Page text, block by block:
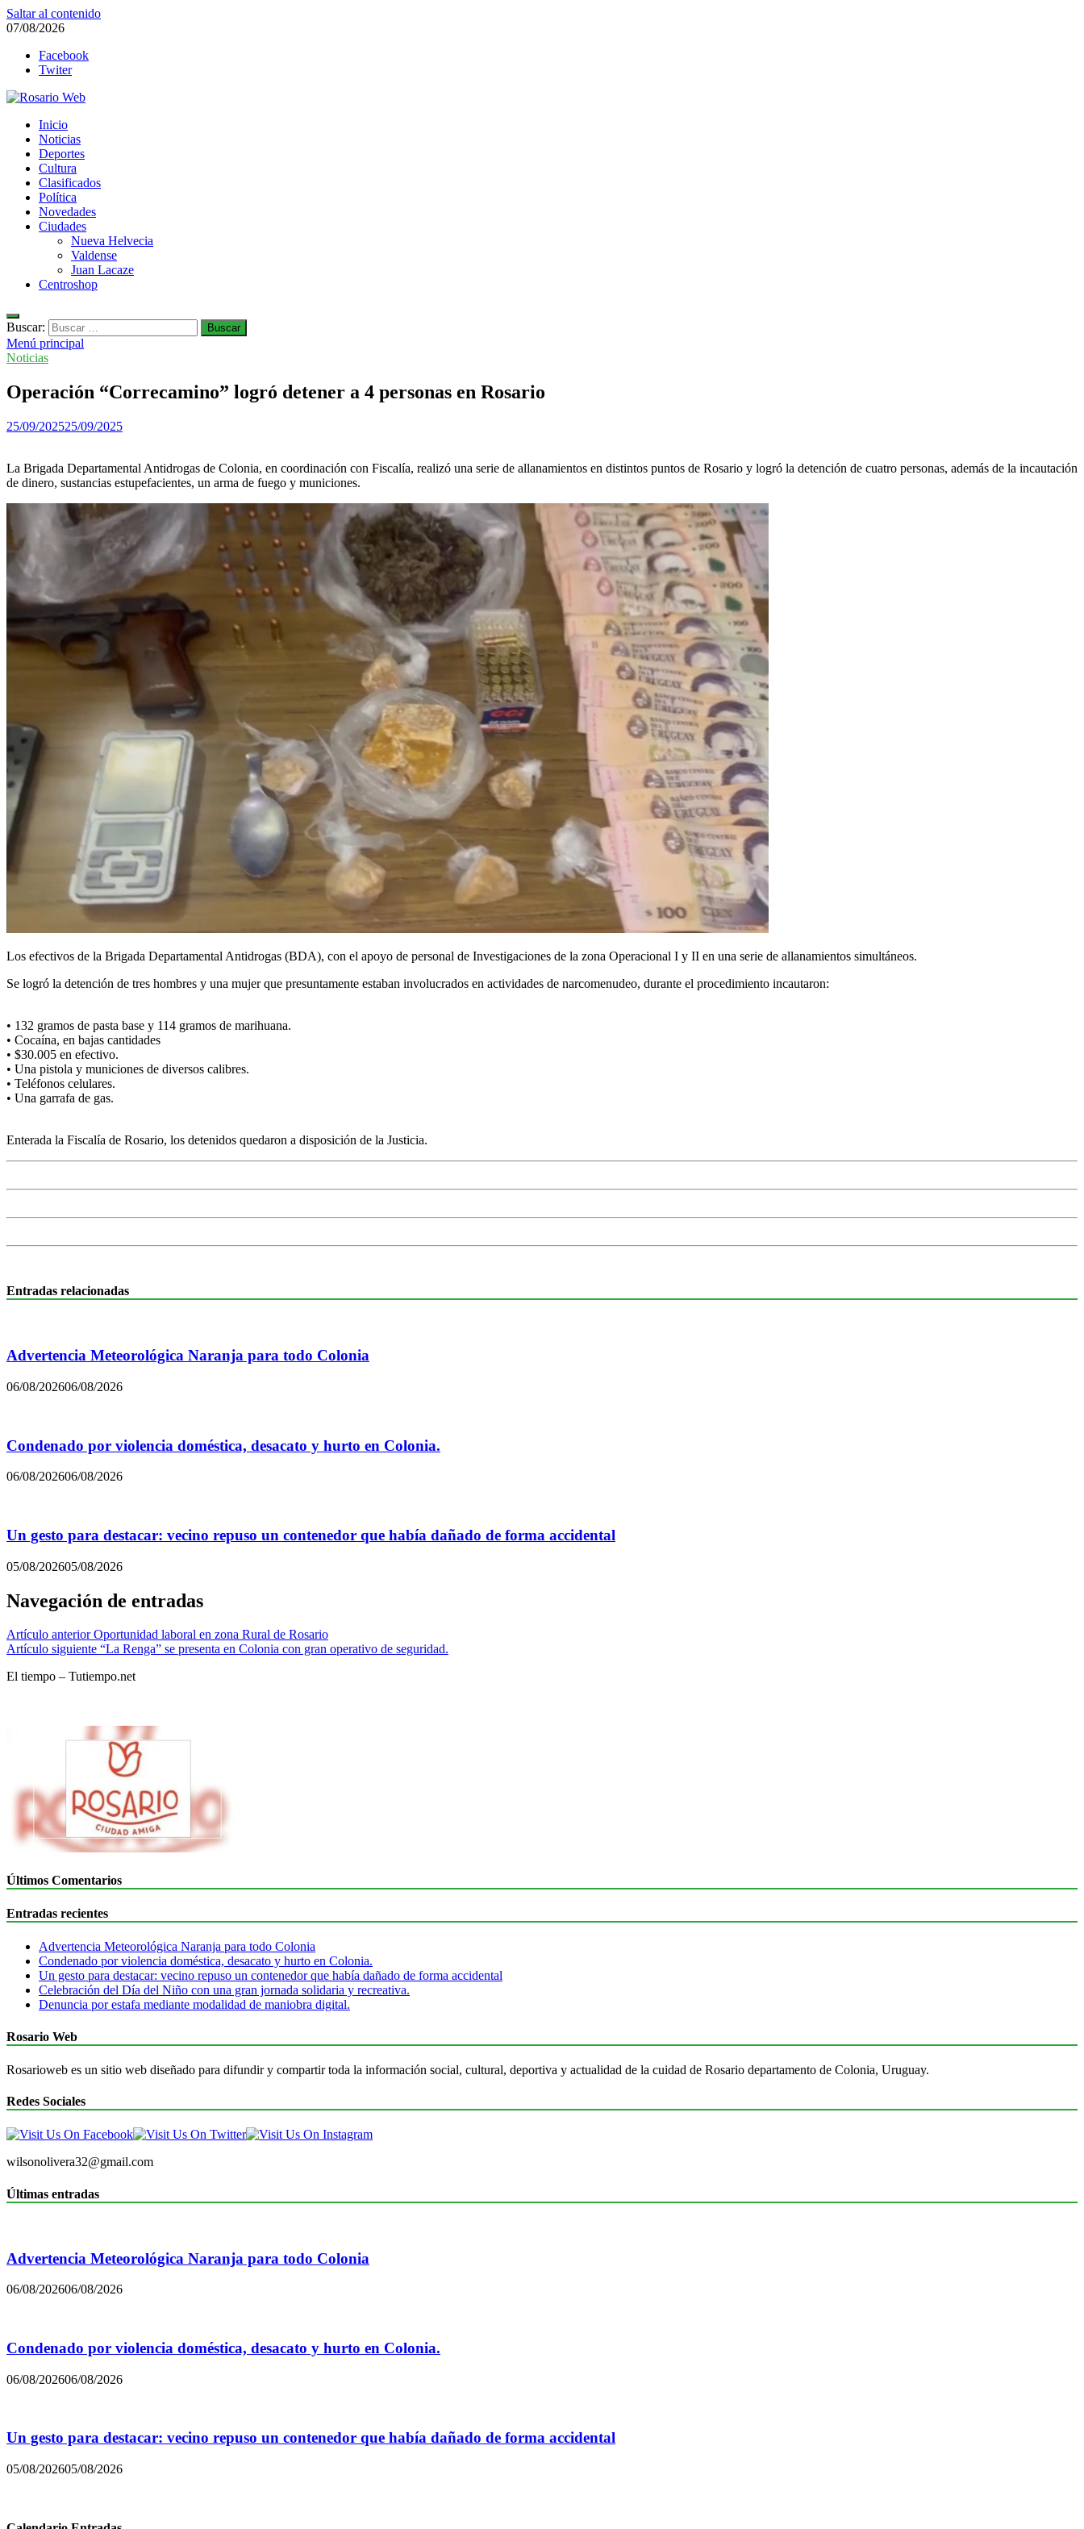
Saltar al contenido
07/08/2026
Facebook
Twiter
Rosario Web
Todas la noticias de Rosario y la zona
Inicio
Noticias
Deportes
Cultura
Clasificados
Política
Novedades
Ciudades
Nueva Helvecia
Valdense
Juan Lacaze
Centroshop
Buscar:
Menú principal
Noticias
Operación “Correcamino” logró detener a 4 personas en Rosario
25/09/202525/09/2025
La Brigada Departamental Antidrogas de Colonia, en coordinación con Fiscalía, realizó una serie de allanamientos en distintos puntos de Rosario y logró la detención de cuatro personas, además de la incautación
de dinero, sustancias estupefacientes, un arma de fuego y municiones.
Los efectivos de la Brigada Departamental Antidrogas (BDA), con el apoyo de personal de Investigaciones de la zona Operacional I y II en una serie de allanamientos simultáneos.
Se logró la detención de tres hombres y una mujer que presuntamente estaban involucrados en actividades de narcomenudeo, durante el procedimiento incautaron:
• 132 gramos de pasta base y 114 gramos de marihuana.
• Cocaína, en bajas cantidades
• $30.005 en efectivo.
• Una pistola y municiones de diversos calibres.
• Teléfonos celulares.
• Una garrafa de gas.
Enterada la Fiscalía de Rosario, los detenidos quedaron a disposición de la Justicia.
Entradas relacionadas
Advertencia Meteorológica Naranja para todo Colonia
06/08/202606/08/2026
Condenado por violencia doméstica, desacato y hurto en Colonia.
06/08/202606/08/2026
Un gesto para destacar: vecino repuso un contenedor que había dañado de forma accidental
05/08/202605/08/2026
Navegación de entradas
Artículo anterior Oportunidad laboral en zona Rural de Rosario
Artículo siguiente “La Renga” se presenta en Colonia con gran operativo de seguridad.
El tiempo – Tutiempo.net
Últimos Comentarios
Entradas recientes
Advertencia Meteorológica Naranja para todo Colonia
Condenado por violencia doméstica, desacato y hurto en Colonia.
Un gesto para destacar: vecino repuso un contenedor que había dañado de forma accidental
Celebración del Día del Niño con una gran jornada solidaria y recreativa.
Denuncia por estafa mediante modalidad de maniobra digital.
Rosario Web
Rosarioweb es un sitio web diseñado para difundir y compartir toda la información social, cultural, deportiva y actualidad de la cuidad de Rosario departamento de Colonia, Uruguay.
Redes Sociales
wilsonolivera32@gmail.com
Últimas entradas
Advertencia Meteorológica Naranja para todo Colonia
06/08/202606/08/2026
Condenado por violencia doméstica, desacato y hurto en Colonia.
06/08/202606/08/2026
Un gesto para destacar: vecino repuso un contenedor que había dañado de forma accidental
05/08/202605/08/2026